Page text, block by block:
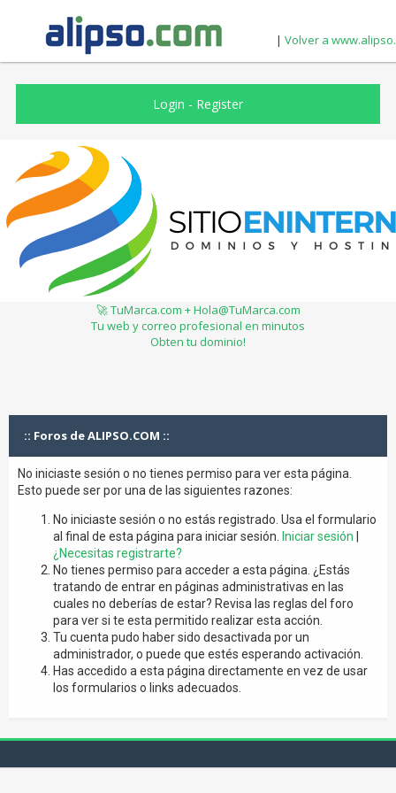
| Volver a
Login - Register
🚀 TuMarca.com + Hola@TuMarca.com
Tu web y correo profesional en minutos
Obten tu dominio!
:: Foros de ALIPSO.COM ::
No iniciaste sesión o no tienes permiso para ver esta página.
Esto puede ser por una de las siguientes razones:
No iniciaste sesión o no estás registrado. Usa el formulario
al final de esta página para iniciar sesión.
Iniciar sesión
¿Necesitas registrarte?
No tienes permiso para acceder a esta página. ¿Estás
tratando de entrar en páginas administrativas en las
cuales no deberías de estar? Revisa las reglas del foro
para ver si te esta permitido realizar esta acción.
Tu cuenta pudo haber sido desactivada por un
administrador, o puede que estés esperando activación.
Has accedido a esta página directamente en vez de usar
los formularios o links adecuados.